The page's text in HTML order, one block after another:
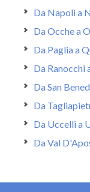
Da Napoli a
Da Ocche a
Da Paglia a
Da Ranocchi
Da San
Da
Da Uccelli a
Da Val